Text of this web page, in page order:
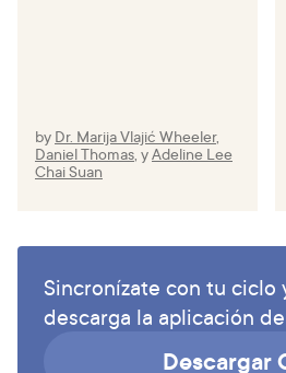
by Dr. Marija Vlajić Wheeler,
Daniel Thomas, yAdeline Lee
Chai Suan
Sincronízate con tu ciclo
descarga la aplicación
Descargar